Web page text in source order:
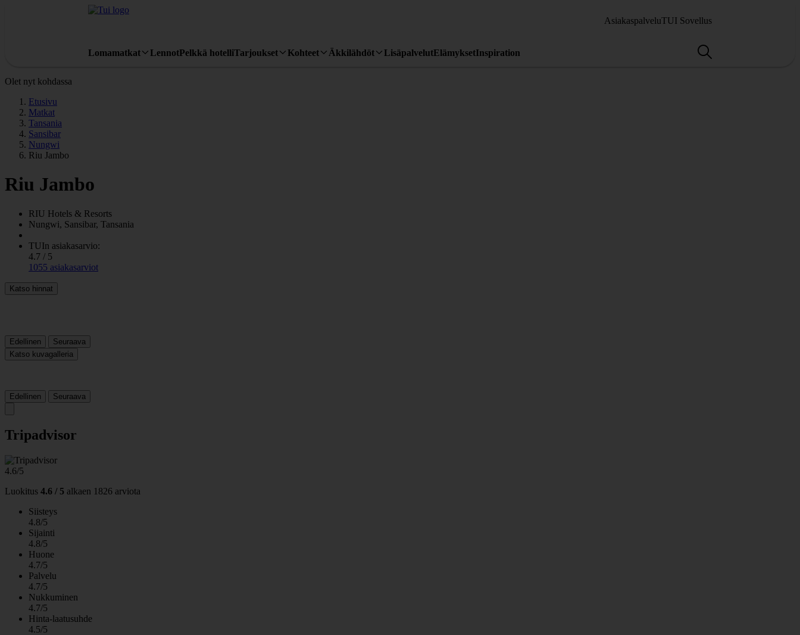
AsiakaspalveluTUI Sovellus
Lomamatkat LennotPelkkä hotelliTarjoukset Kohteet Äkkilähdöt LisäpalvelutElämyksetInspiration
Olet nyt kohdassa
Etusivu
Matkat
Tansania
Sansibar
Nungwi
Riu Jambo
Riu Jambo
RIU Hotels & Resorts
Nungwi, Sansibar, Tansania
TUIn asiakasarvio:
4.7 / 5
1055 asiakasarviot
Katso hinnat
Edellinen
Seuraava
Katso kuvagalleria
Edellinen Seuraava
Tripadvisor
4.6/5
Luokitus 4.6 / 5 alkaen 1826 arviota
Siisteys
4.8/5
Sijainti
4.8/5
Huone
4.7/5
Palvelu
4.7/5
Nukkuminen
4.7/5
Hinta-laatusuhde
4.5/5